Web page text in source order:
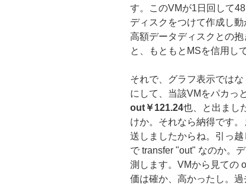
す。このVMが1日回して
ディスクをつけて作成し
高額データディスクとの
と、もともとMSを信用し
それで、グラフ表示では
にして、当該VMをパカっ
out￥121.24也、と出まし
けか。それなら納得です
送しましたからね。引っ
で transfer "out" なのか。
測します。VMから見ての
価は確か、高かったし。